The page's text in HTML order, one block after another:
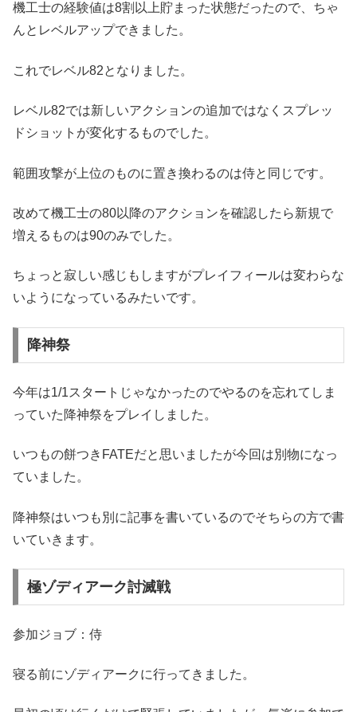
機工士の経験値は8割以上貯まった状態だったので、ちゃ
んとレベルアップできました。
これでレベル82となりました。
レベル82では新しいアクションの追加ではなくスプレッ
ドショットが変化するものでした。
範囲攻撃が上位のものに置き換わるのは侍と同じです。
改めて機工士の80以降のアクションを確認したら新規で
増えるものは90のみでした。
ちょっと寂しい感じもしますがプレイフィールは変わらな
いようになっているみたいです。
降神祭
今年は1/1スタートじゃなかったのでやるのを忘れてしま
っていた降神祭をプレイしました。
いつもの餅つきFATEだと思いましたが今回は別物になっ
ていました。
降神祭はいつも別に記事を書いているのでそちらの方で書
いていきます。
極ゾディアーク討滅戦
参加ジョブ：侍
寝る前にゾディアークに行ってきました。